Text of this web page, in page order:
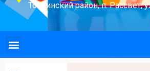
Топкинский район, п. Рассвет,